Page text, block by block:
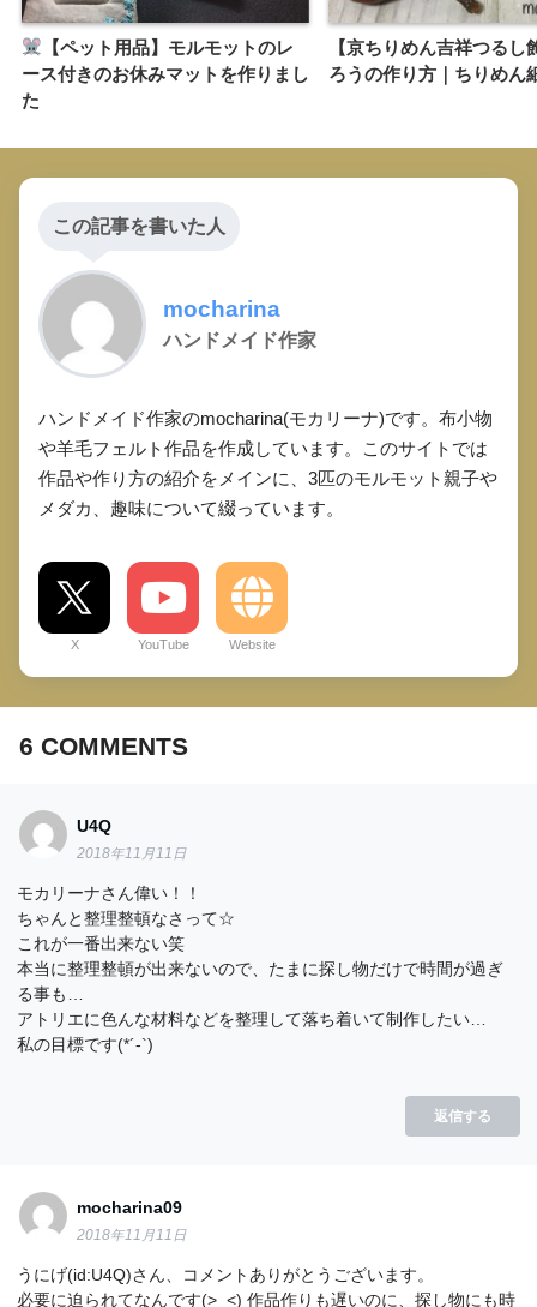
【ペット用品】モルモットのレ
ース付きのお休みマットを作りまし
た
【京ちりめん吉祥つるし
ろうの作り方｜ちりめん
この記事を書いた人
mocharina
ハンドメイド作家
ハンドメイド作家のmocharina(モカリーナ)です。布小物
や羊毛フェルト作品を作成しています。このサイトでは
作品や作り方の紹介をメインに、3匹のモルモット親子や
メダカ、趣味について綴っています。
X YouTube Website
6 COMMENTS
U4Q
2018年11月11日
モカリーナさん偉い！！
ちゃんと整理整頓なさって☆
これが一番出来ない笑
本当に整理整頓が出来ないので、たまに探し物だけで時間が過ぎ
る事も…
アトリエに色んな材料などを整理して落ち着いて制作したい…
私の目標です(*´-`)
返信する
mocharina09
2018年11月11日
うにげ(id:U4Q)さん、コメントありがとうございます。
必要に迫られてなんです(>_<) 作品作りも遅いのに、探し物にも時